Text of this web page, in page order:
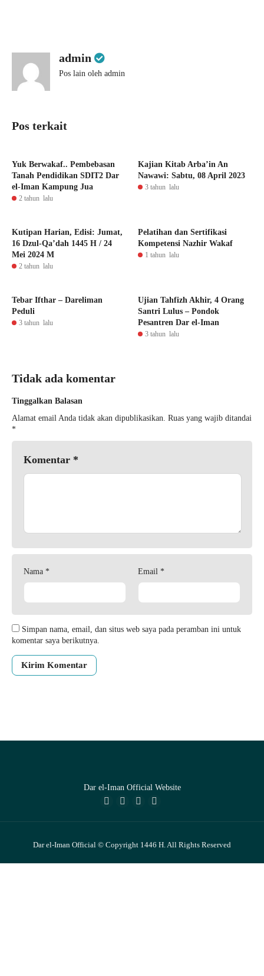
admin
Pos lain oleh admin
Pos terkait
Yuk Berwakaf.. Pembebasan
Tanah Pendidikan SDIT2 Dar
el-Iman Kampung Jua
2 tahun lalu
Kajian Kitab Arba’in An
Nawawi: Sabtu, 08 April 2023
3 tahun lalu
Kutipan Harian, Edisi: Jumat,
16 Dzul-Qa’dah 1445 H / 24
Mei 2024 M
2 tahun lalu
Pelatihan dan Sertifikasi
Kompetensi Nazhir Wakaf
1 tahun lalu
Tebar Ifthar – Dareliman
Peduli
3 tahun lalu
Ujian Tahfizh Akhir, 4 Orang
Santri Lulus – Pondok
Pesantren Dar el-Iman
3 tahun lalu
Tidak ada komentar
Tinggalkan Balasan
Alamat email Anda tidak akan dipublikasikan. Ruas yang wajib ditandai
*
Komentar *
Nama * Email *
Simpan nama, email, dan situs web saya pada peramban ini untuk
komentar saya berikutnya.
Dar el-Iman Official Website
Dar el-Iman Official © Copyright 1446 H. All Rights Reserved